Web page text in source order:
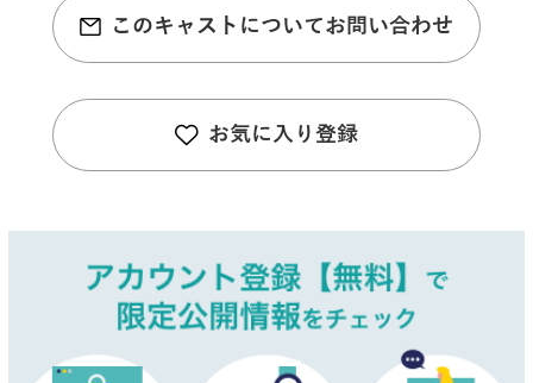
このキャストについてお問い合わせ
お気に入り登録